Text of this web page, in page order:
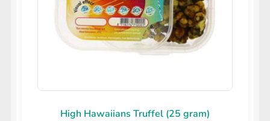
High Hawaiians Truffel (25 gram)